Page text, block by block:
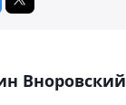
Вноровский